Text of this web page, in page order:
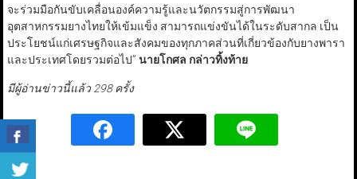
จะร่วมมือกันขับเคลื่อนองค์ความรู้และนวัตกรรมสู่การพัฒนา
อุตสาหกรรมยางไทยให้เข้มแข็ง สามารถแข่งขันได้ในระดับสากล เป็น
ประโยชน์แก่เศรษฐกิจและสังคมของทุกภาคส่วนที่เกี่ยวข้องกับยางพารา
และประเทศโดยรวมต่อไป” นายโกศล กล่าวทิ้งท้าย
มีผู้อ่านข่าวนี้แล้ว 298 ครั้ง